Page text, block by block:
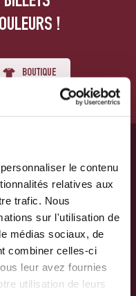
le contenu
relatives aux
trafic. Nous
sur l'utilisation de
médias sociaux, de
combiner celles-ci
leur avez fournies
utilisation de leurs
!
BOUTIQUE